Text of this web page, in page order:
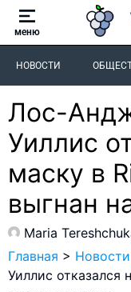
меню
НОВОСТИ
Лос-
Уиллис
маску в
выгнан
Maria Tereshchuk
Главная >
Уиллис отказался